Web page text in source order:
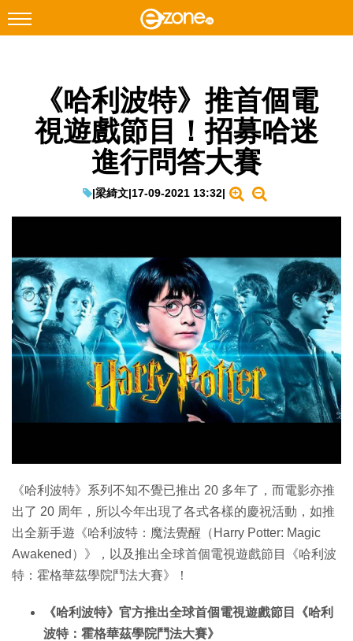
Facebook Instagram
科技焦點
教學評測
IT Times
生成式AI與雲端應用
Enterprise Digital Transformation
特集
《哈利波特》推首個電
視遊戲節目！招募哈迷
進行問答大賽
|梁綺文|17-09-2021 13:32|
《哈利波特》系列不知不覺已推出 20 多年了，而電影亦推
出了 20 周年，所以今年出現了各式各樣的慶祝活動，如推
出全新手遊《哈利波特：魔法覺醒（Harry Potter: Magic
Awakened）》，以及推出全球首個電視遊戲節目《哈利波
特：霍格華茲學院鬥法大賽》！
《哈利波特》官方推出全球首個電視遊戲節目《哈利
波特：霍格華茲學院鬥法大賽》